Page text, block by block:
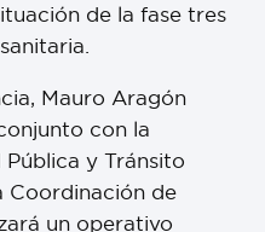
de la fase tres
Mauro Aragón
con la
y Tránsito
Coordinación de
un operativo